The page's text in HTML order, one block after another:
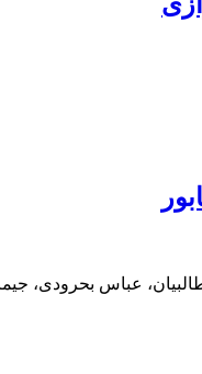
عباس بحرودی، جیمز